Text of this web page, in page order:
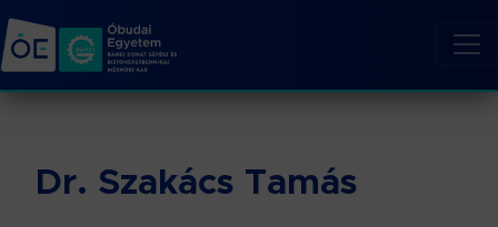
Dr. Szakács Tamás